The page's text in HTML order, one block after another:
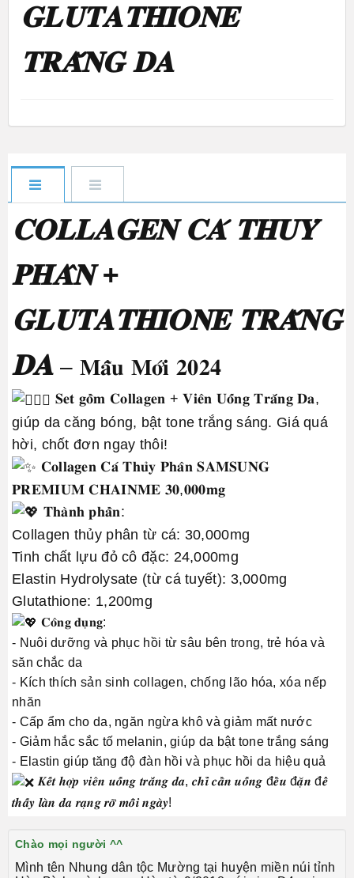
𝐆𝐋𝐔𝐓𝐀𝐓𝐇𝐈𝐎𝐍𝐄
𝐓𝐑𝐀̆́𝐍𝐆 𝐃𝐀
𝐂𝐎𝐋𝐋𝐀𝐆𝐄𝐍 𝐂𝐀́ 𝐓𝐇𝐔𝐘̉
𝐏𝐇𝐀̂𝐍 +
𝐆𝐋𝐔𝐓𝐀𝐓𝐇𝐈𝐎𝐍𝐄 𝐓𝐑𝐀̆́𝐍𝐆
𝐃𝐀 – 𝐌𝐚̂̃𝐮 𝐌𝐨̛́𝐢 𝟐𝟎𝟐𝟒
𝐒𝐞𝐭 𝐠𝐨̂̀𝐦 𝐂𝐨𝐥𝐥𝐚𝐠𝐞𝐧 + 𝐕𝐢𝐞̂𝐧 𝐔𝐨̂́𝐧𝐠 𝐓𝐫𝐚̆́𝐧𝐠 𝐃𝐚,
giúp da căng bóng, bật tone trắng sáng. Giá quá
hời, chốt đơn ngay thôi!
𝐂𝐨𝐥𝐥𝐚𝐠𝐞𝐧 𝐂𝐚́ 𝐓𝐡𝐮̉𝐲 𝐏𝐡𝐚̂𝐧 𝐒𝐀𝐌𝐒𝐔𝐍𝐆
𝐏𝐑𝐄𝐌𝐈𝐔𝐌 𝐂𝐇𝐀𝐈𝐍𝐌𝐄 𝟑𝟎,𝟎𝟎𝟎𝐦𝐠
𝐓𝐡𝐚̀𝐧𝐡 𝐩𝐡𝐚̂̀𝐧:
Collagen thủy phân từ cá: 30,000mg
Tinh chất lựu đỏ cô đặc: 24,000mg
Elastin Hydrolysate (từ cá tuyết): 3,000mg
Glutathione: 1,200mg
𝐂𝐨̂𝐧𝐠 𝐝𝐮̣𝐧𝐠:
- Nuôi dưỡng và phục hồi từ sâu bên trong, trẻ hóa và
săn chắc da
- Kích thích sản sinh collagen, chống lão hóa, xóa nếp
nhăn
- Cấp ẩm cho da, ngăn ngừa khô và giảm mất nước
- Giảm hắc sắc tố melanin, giúp da bật tone trắng sáng
- Elastin giúp tăng độ đàn hồi và phục hồi da hiệu quả
𝑲𝒆̂́𝒕 𝒉𝒐̛̣𝒑 𝒗𝒊𝒆̂𝒏 𝒖𝒐̂́𝒏𝒈 𝒕𝒓𝒂̆́𝒏𝒈 𝒅𝒂, 𝒄𝒉𝒊̉ 𝒄𝒂̂̀𝒏 𝒖𝒐̂́𝒏𝒈 đ𝒆̂̀𝒖 đ𝒂̣̆𝒏 đ𝒆̂̉
𝒕𝒉𝒂̂́𝒚 𝒍𝒂̀𝒏 𝒅𝒂 𝒓𝒂̣𝒏𝒈 𝒓𝒐̛̃ 𝒎𝒐̂̃𝒊 𝒏𝒈𝒂̀𝒚!
Chào mọi người ^^
Mình tên Nhung dân tộc Mường tại huyện miền núi tỉnh